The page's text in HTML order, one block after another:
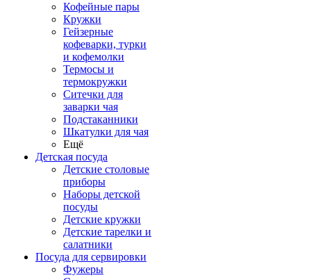
Кофейные пары
Кружки
Гейзерные
кофеварки, турки
и кофемолки
Термосы и
термокружки
Ситечки для
заварки чая
Подстаканники
Шкатулки для чая
Ещё
Детская посуда
Детские столовые
приборы
Наборы детской
посуды
Детские кружки
Детские тарелки и
салатники
Посуда для сервировки
Фужеры